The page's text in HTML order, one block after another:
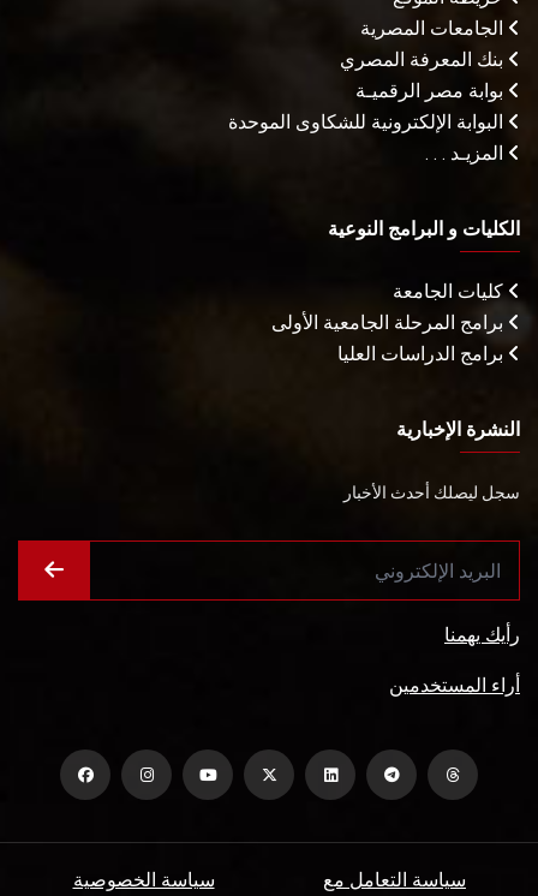
الجامعات المصرية
بنك المعرفة المصري
بوابة مصر الرقميـة
البوابة الإلكترونية للشكاوى الموحدة
المزيـد . . .
الكليات و البرامج النوعية
كليات الجامعة
برامج المرحلة الجامعية الأولى
برامج الدراسات العليا
النشرة الإخبارية
سجل ليصلك أحدث الأخبار
رأيك يهمنا
أراء المستخدمين
سياسة الخصوصية سياسة التعامل مع